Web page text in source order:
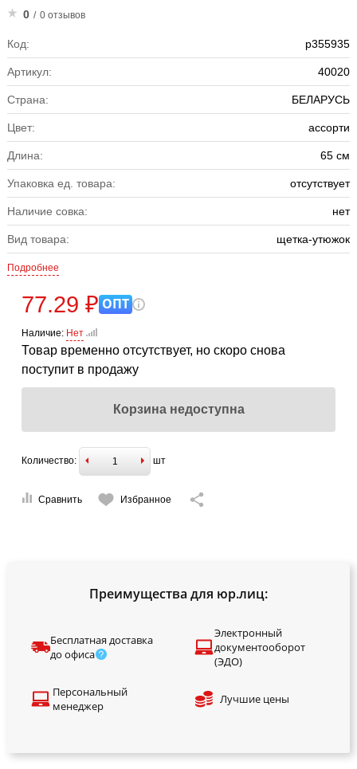
0 / 0 отзывов
Код: р355935
Артикул: 40020
Страна: БЕЛАРУСЬ
Цвет: ассорти
Длина: 65 см
Упаковка ед. товара: отсутствует
Наличие совка: нет
Вид товара: щетка-утюжок
Подробнее
77.29 ₽ ОПТ
Наличие: Нет
Товар временно отсутствует, но скоро снова
поступит в продажу
Корзина недоступна
Количество: шт
Сравнить Избранное
Преимущества для юр.лиц:
Бесплатная доставка
до офиса
Электронный
документооборот
(ЭДО)
Персональный
менеджер
Лучшие цены